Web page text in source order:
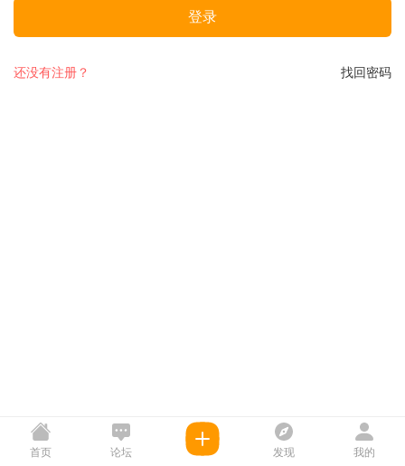
登录
找回密码
还没有注册？
首页 论坛 发现 我的